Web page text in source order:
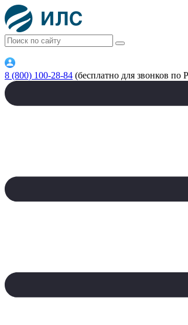
8 (800) 100-28-84 (бесплатно для звонков по